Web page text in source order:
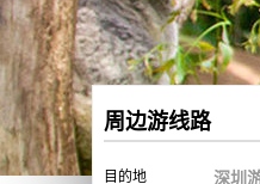
周边游线路
目的地 深圳